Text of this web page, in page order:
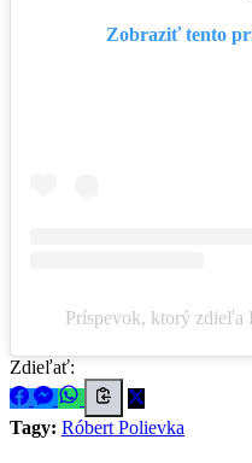
Zobraziť tento
Príspevok, ktorý zdieľa
Zdieľať:
Tagy: Róbert Polievka